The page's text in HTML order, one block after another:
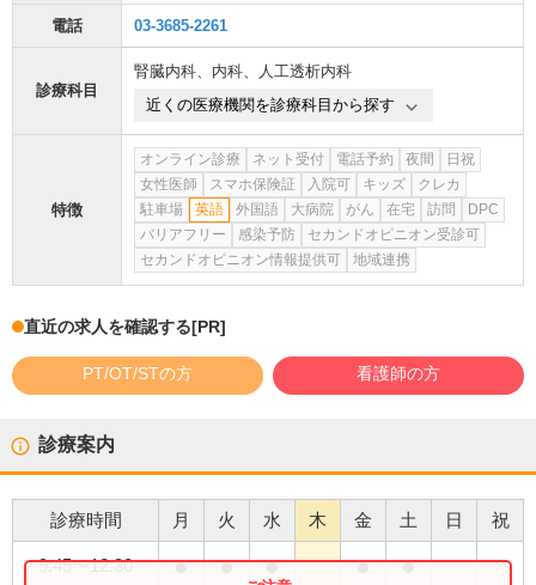
電話 03-3685-2261
診療科目
腎臓内科、 内科、
人工透析内科
近くの医療機関を診療科目から探す
特徴
オンライン診療 ネット受付 電話予約 夜間
日祝
女性医師
スマホ保険証 入院可 キッズ
クレカ
駐車場
英語 外国語 大病院 がん 在宅 訪問
DPC
バリアフリー
感染予防
セカンドオピニオン受診可
セカンドオピニオン情報提供可
地域連携
直近の求人を確認する[PR]
PT/OT/STの方 看護師の方
診療案内
診療時間 月 火 水 木 金 土 日 祝
9:45〜12:30 ● ● ● ● ●